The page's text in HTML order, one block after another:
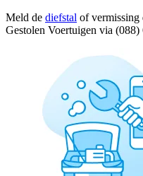
Meld de diefstal of
Gestolen Voertuigen via